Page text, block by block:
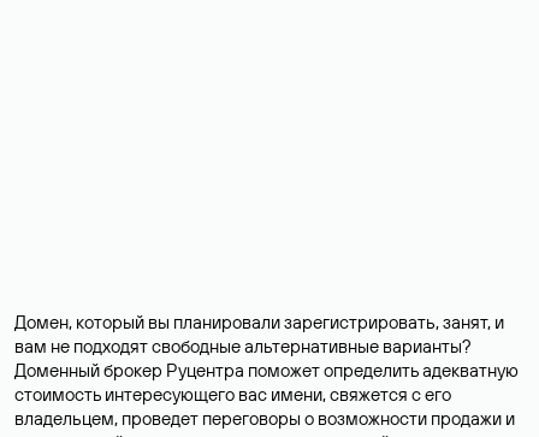
Домен, который вы планировали зарегистрировать, занят, и
вам не подходят свободные альтернативные варианты?
Доменный брокер Руцентра поможет определить адекватную
стоимость интересующего вас имени, свяжется с его
владельцем, проведет переговоры о возможности продажи и